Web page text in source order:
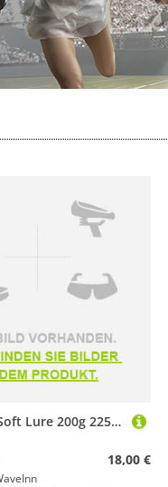
Jlc Calamar Soft Lure 200g 225 Mm Mehrfarbig
18,00 €